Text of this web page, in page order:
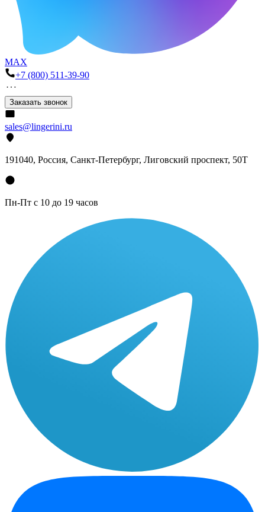
MAX
+7 (800) 511-39-90
Заказать звонок
sales@lingerini.ru
191040, Россия, Санкт-Петербург, Лиговский проспект, 50Т
Пн-Пт с 10 до 19 часов